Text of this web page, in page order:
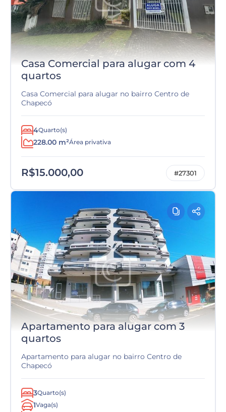
Casa Comercial para alugar com 4
quartos
Casa Comercial para alugar no bairro Centro de
Chapecó
4Quarto(s)
228.00 m²Área privativa
R$15.000,00 #27301
Apartamento para alugar com 3
quartos
Apartamento para alugar no bairro Centro de
Chapecó
3Quarto(s)
1Vaga(s)